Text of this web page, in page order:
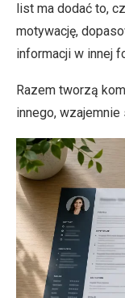
list ma dodać to,
motywację,
informacji w innej
Razem tworzą
innego, wzajemnie